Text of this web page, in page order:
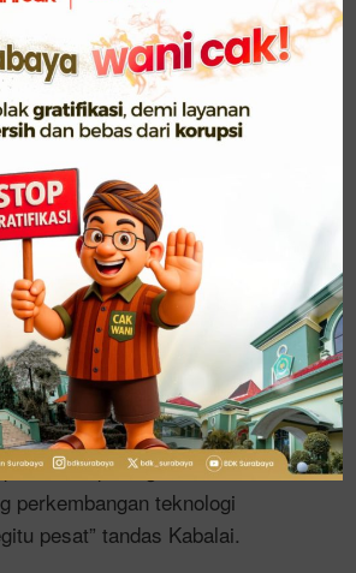
dibutuhkan dalam pengelolaan
berkaitan dengan penghematan
) dan anggaran ATK. “Sisa
untuk menambah lagi
sehingga pengembangan SDM
Balai terus mendorong ASN
dalam peningkatan
perkembangan teknologi
pesat” tandas Kabalai.